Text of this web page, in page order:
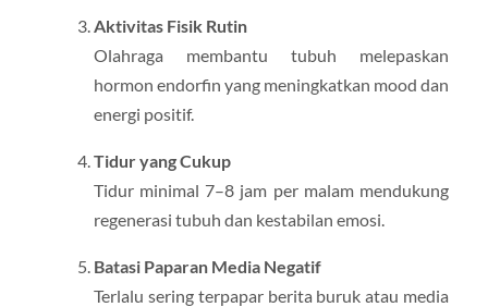
Aktivitas Fisik Rutin
Olahraga membantu tubuh melepaskan
hormon endorfin yang meningkatkan mood dan
energi positif.
Tidur yang Cukup
Tidur minimal 7–8 jam per malam mendukung
regenerasi tubuh dan kestabilan emosi.
Batasi Paparan Media Negatif
Terlalu sering terpapar berita buruk atau media